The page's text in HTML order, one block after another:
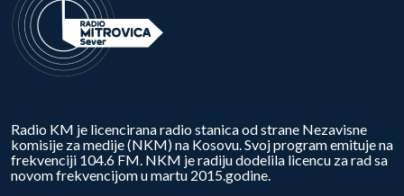
Radio KM je licencirana radio stanica od strane Nezavisne
komisije za medije (NKM) na Kosovu. Svoj program emituje na
frekvenciji 104.6 FM. NKM je radiju dodelila licencu za rad sa
novom frekvencijom u martu 2015.godine.